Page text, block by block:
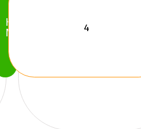
Köp
Nu